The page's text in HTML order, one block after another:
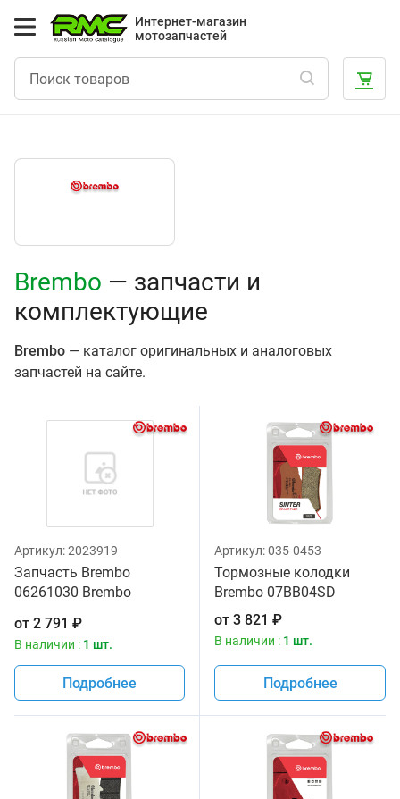
Интернет-магазин
мотозапчастей
Brembo — запчасти и
комплектующие
Brembo — каталог оригинальных и аналоговых
запчастей на сайте.
Артикул:2023919
Запчасть Brembo
06261030 Brembo
от 2 791 ₽
В наличии : 1 шт.
Подробнее
Артикул:035-0453
Тормозные колодки
Brembo 07BB04SD
от 3 821 ₽
В наличии : 1 шт.
Подробнее